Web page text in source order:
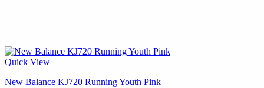
Quick View
New Balance KJ720 Running Youth Pink